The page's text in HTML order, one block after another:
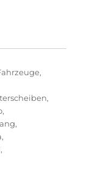
,
,
,
,
,
,